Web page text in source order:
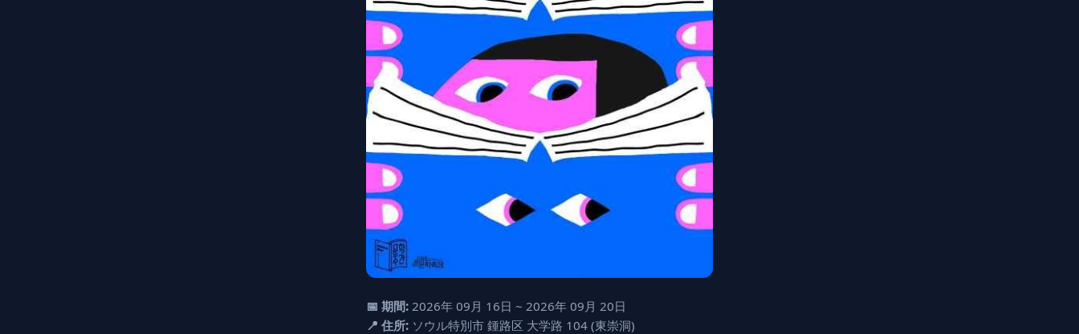
📅 期間: 2026年 09月 16日 ~ 2026年 09月 20日
📍 住所: ソウル特別市 鍾路区 大学路 104 (東崇洞)